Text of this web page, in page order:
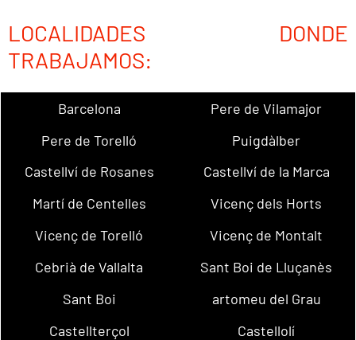
LOCALIDADES DONDE
TRABAJAMOS:
Barcelona
Pere de Vilamajor
Pere de Torelló
Puigdàlber
Castellví de Rosanes
Castellví de la Marca
Martí de Centelles
Vicenç dels Horts
Vicenç de Torelló
Vicenç de Montalt
Cebrià de Vallalta
Sant Boi de Lluçanès
Sant Boi
artomeu del Grau
Castellterçol
Castellolí